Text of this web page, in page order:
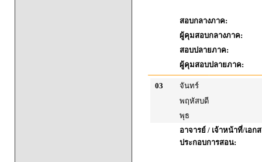
สอบกลางภาค:
ผู้คุมสอบกลางภาค:
สอบปลายภาค:
ผู้คุมสอบปลายภาค:
03
จันทร์
พฤหัสบดี
พุธ
อาจารย์ / เจ้าหน้าที่/เอก
ประกอบการสอน: